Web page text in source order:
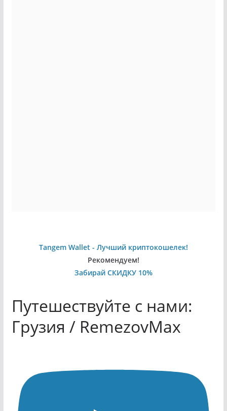
Tangem Wallet - Лучший криптокошелек!
Рекомендуем!
Забирай СКИДКУ 10%
Путешествуйте с нами:
Грузия / RemezovMax